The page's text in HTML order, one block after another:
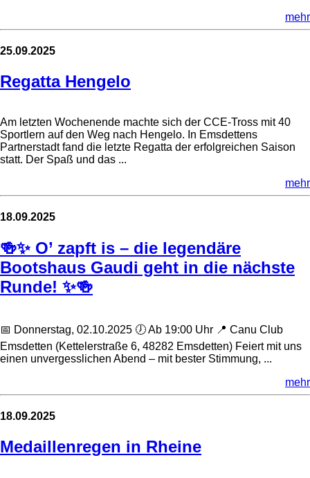
mehr
25.09.2025
Regatta Hengelo
Am letzten Wochenende machte sich der CCE-Tross mit 40
Sportlern auf den Weg nach Hengelo. In Emsdettens
Partnerstadt fand die letzte Regatta der erfolgreichen Saison
statt. Der Spaß und das ...
mehr
18.09.2025
🍻✨ O’ zapft is – die legendäre
Bootshaus Gaudi geht in die nächste
Runde! ✨🍻
📅 Donnerstag, 02.10.2025 🕖 Ab 19:00 Uhr 📍 Canu Club
Emsdetten (Kettelerstraße 6, 48282 Emsdetten) Feiert mit uns
einen unvergesslichen Abend – mit bester Stimmung, ...
mehr
18.09.2025
Medaillenregen in Rheine